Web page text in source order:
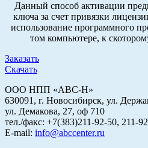
Данный способ активации
ключа за счет привязки
использование программного
том компьютере, к
Заказать
Скачать
ООО НПП «АВС-Н»
630091, г. Новосибирск, ул.
ул. Демакова, 27, оф 710
тел./факс: +7(383)211-92-50, 211-
E-mail: info@abccenter.ru